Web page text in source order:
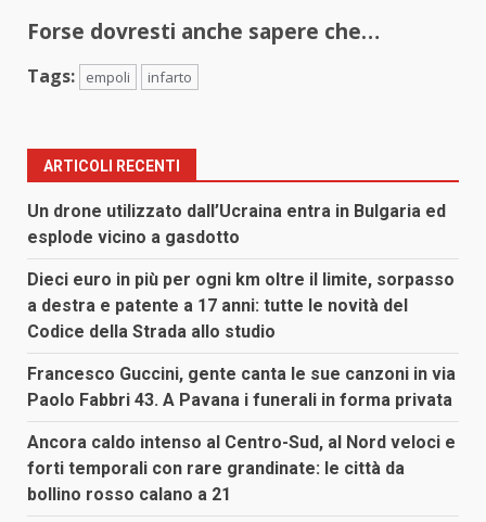
Forse dovresti anche sapere che…
Tags: empoli infarto
ARTICOLI RECENTI
Un drone utilizzato dall’Ucraina entra in Bulgaria ed
esplode vicino a gasdotto
Dieci euro in più per ogni km oltre il limite, sorpasso
a destra e patente a 17 anni: tutte le novità del
Codice della Strada allo studio
Francesco Guccini, gente canta le sue canzoni in via
Paolo Fabbri 43. A Pavana i funerali in forma privata
Ancora caldo intenso al Centro-Sud, al Nord veloci e
forti temporali con rare grandinate: le città da
bollino rosso calano a 21